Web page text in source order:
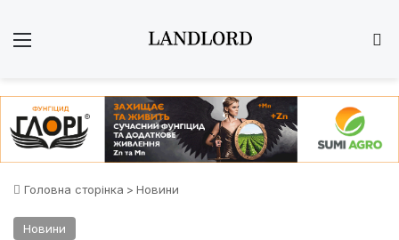
Головна сторінка > Новини
Новини